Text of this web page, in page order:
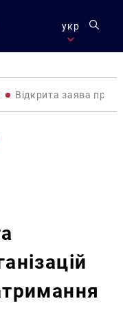
укр
Відкрита заява